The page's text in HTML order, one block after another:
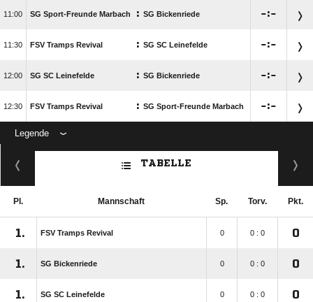
 SG Sport-Freunde Marbach : SG Bickenriede :
 FSV Tramps Revival : SG SC Leinefelde :
 SG SC Leinefelde : SG Bickenriede :
 FSV Tramps Revival : SG Sport-Freunde Marbach :
Legende
TABELLE
Pl. Mannschaft Sp. Torv. Pkt.
1. FSV Tramps Revival 0 0 : 0 0
1. SG Bickenriede 0 0 : 0 0
1. SG SC Leinefelde 0 0 : 0 0